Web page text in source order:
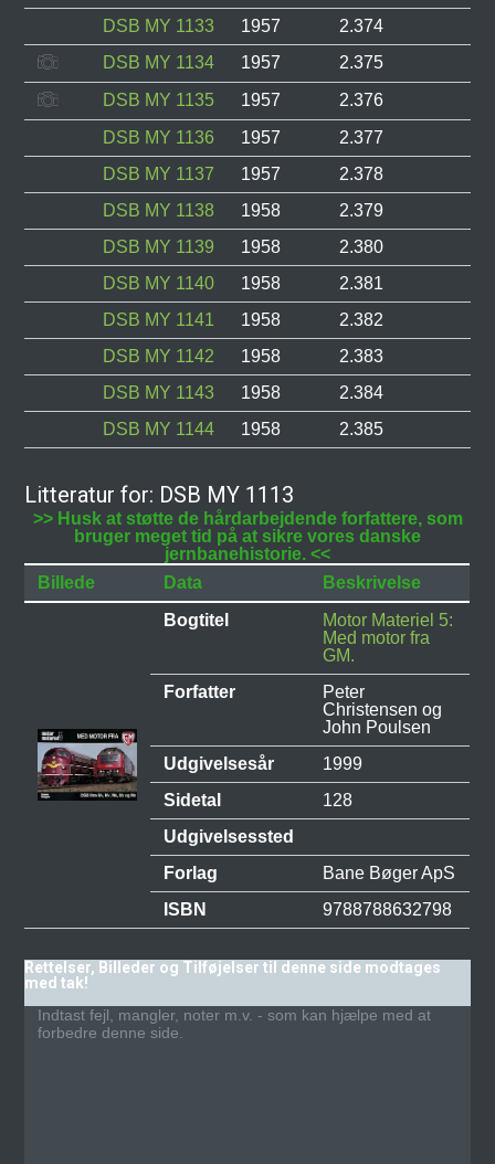
DSB MY 1133
1957 2.374
DSB MY 1134
1957 2.375
DSB MY 1135
1957 2.376
DSB MY 1136
1957 2.377
DSB MY 1137
1957 2.378
DSB MY 1138
1958 2.379
DSB MY 1139
1958 2.380
DSB MY 1140
1958 2.381
DSB MY 1141
1958 2.382
DSB MY 1142
1958 2.383
DSB MY 1143
1958 2.384
DSB MY 1144
1958 2.385
Litteratur for: DSB MY 1113
>> Husk at støtte de hårdarbejdende forfattere, som
bruger meget tid på at sikre vores danske
jernbanehistorie. <<
Billede
Data
Beskrivelse
Bogtitel
Motor Materiel 5:
Med motor fra
GM.
Forfatter
Peter
Christensen og
John Poulsen
Udgivelsesår
1999
Sidetal
128
Udgivelsessted
Forlag
Bane Bøger ApS
ISBN
9788788632798
Rettelser, Billeder og Tilføjelser til denne side modtages
med tak!